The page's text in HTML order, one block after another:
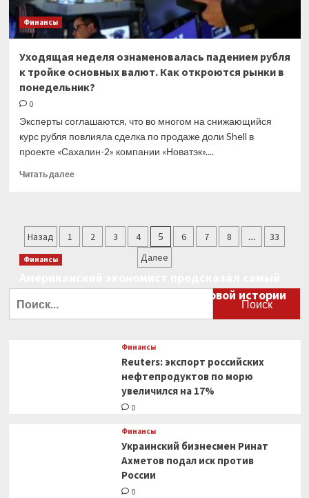
Финансы
Уходящая неделя ознаменовалась падением рубля
к тройке основных валют. Как откроются рынки в
понедельник?
0
Эксперты соглашаются, что во многом на снижающийся
курс рубля повлияла сделка по продаже доли Shell в
проекте «Сахалин-2» компании «Новатэк»....
Читать далееПрочитать
неделя
ознаменовалась
тройке
валют.
понедельник?
Пагинация
записей
Назад 1 2 3 4 5 6 7 8 …
33
Далее
Финансы
большой финансовый крах в мировой истории
Финансы
Reuters: экспорт российских
нефтепродуктов по морю
увеличился на 17%
0
Финансы
Украинский бизнесмен Ринат
Ахметов подал иск против
России
0